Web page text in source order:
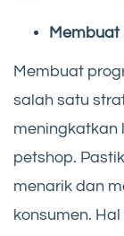
Membuat
Membuat
salah satu
meningkatkan
petshop.
menarik dan
konsumen.